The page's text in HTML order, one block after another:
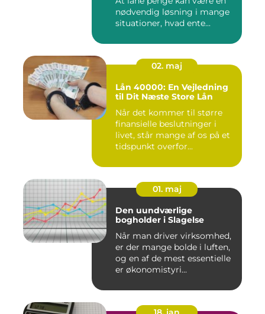
nødvendig løsning i mange
situationer, hvad ente...
02. maj
Lån 40000: En Vejledning
til Dit Næste Store Lån
Når det kommer til større
finansielle beslutninger i
livet, står mange af os på et
tidspunkt overfor...
01. maj
Den uundværlige
bogholder i Slagelse
Når man driver virksomhed,
er der mange bolde i luften,
og en af de mest essentielle
er økonomistyri...